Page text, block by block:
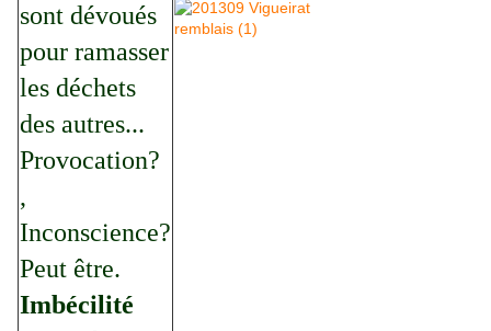
sont dévoués
pour ramasser
les déchets
des autres...
Provocation?
,
Inconscience?
Peut être.
Imbécilité